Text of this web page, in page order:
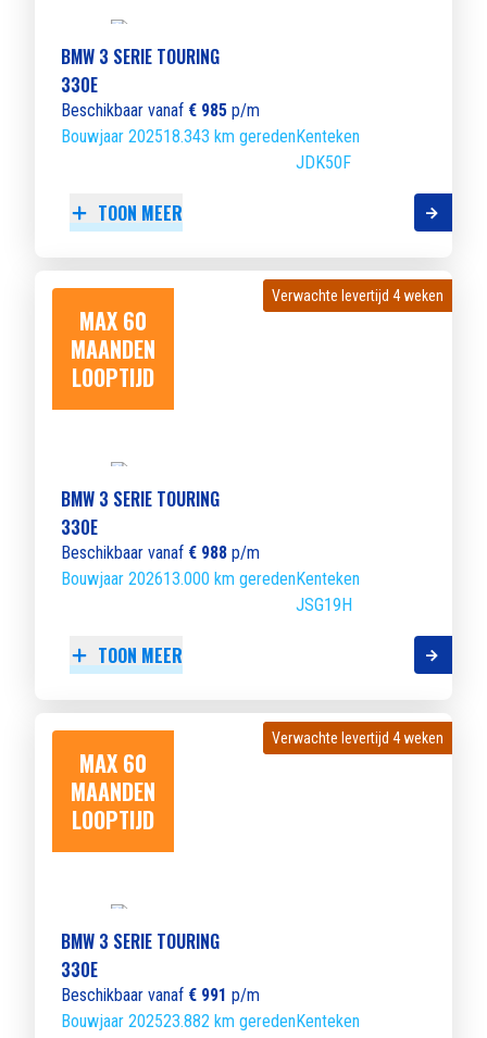
BMW 3 SERIE TOURING
330E
Beschikbaar vanaf € 985 p/m
Bouwjaar 202518.343 km geredenKenteken
JDK50F
TOON MEER
MAX 60
MAANDEN
LOOPTIJD
Verwachte levertijd 4 weken
Verwachte levertijd 4 weken
BMW 3 SERIE TOURING
330E
Beschikbaar vanaf € 988 p/m
Bouwjaar 202613.000 km geredenKenteken
JSG19H
TOON MEER
MAX 60
MAANDEN
LOOPTIJD
Verwachte levertijd 4 weken
Verwachte levertijd 4 weken
BMW 3 SERIE TOURING
330E
Beschikbaar vanaf € 991 p/m
Bouwjaar 202523.882 km geredenKenteken